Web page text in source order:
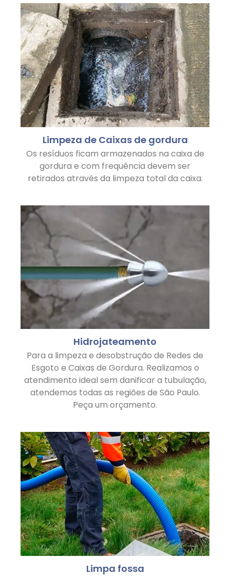
Limpeza de Caixas de gordura
Os resíduos ficam armazenados na caixa de
gordura e com frequência devem ser
retirados através da limpeza total da caixa.
Hidrojateamento
Para a limpeza e desobstrução de Redes de
Esgoto e Caixas de Gordura. Realizamos o
atendimento ideal sem danificar a tubulação,
atendemos todas as regiões de São Paulo.
Peça um orçamento.
Limpa fossa